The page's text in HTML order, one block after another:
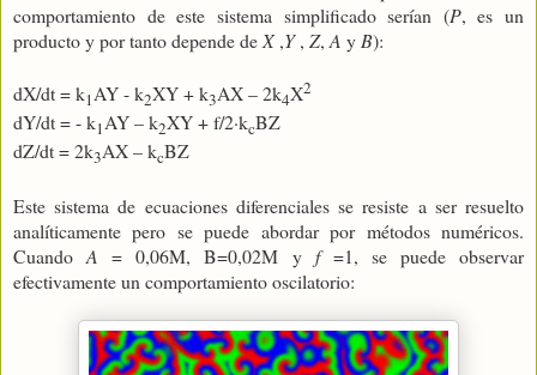
comportamiento de este sistema simplificado serían (P, es un
producto y por tanto depende de X,Y, Z, A y B):
dX/dt = k1AY - k2XY + k3AX – 2k4X2
dY/dt = - k1AY – k2XY + f/2·kcBZ
dZ/dt = 2k3AX – kcBZ
Este sistema de ecuaciones diferenciales se resiste a ser resuelto
analíticamente pero se puede abordar por métodos numéricos.
CuandoA = 0,06M, B=0,02M y f =1, se puede observar
efectivamente un comportamiento oscilatorio: